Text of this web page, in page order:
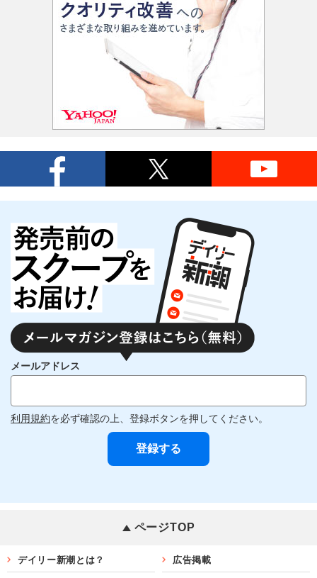
メールアドレス
利用規約を必ず確認の上、登録ボタンを押してください。
ページTOP
デイリー新潮とは？ 広告掲載